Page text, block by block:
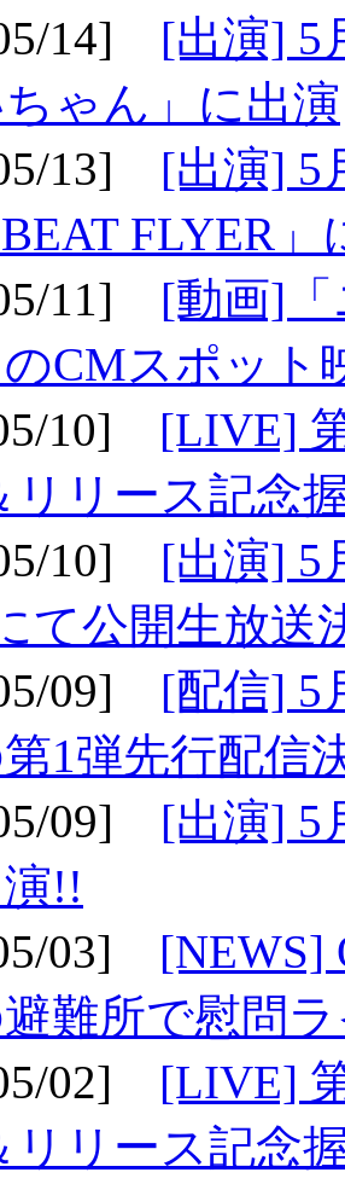
14] [出演] 5
ちゃん」に出演
13] [出演] 5
FLYER
11] [動画]
CMスポット
10] [LIVE]
リリース記念
10] [出演] 5
て公開生放送
09] [配信] 5
1弾先行配信
09] [出演] 5
!!
03] [NEWS]
難所で慰問
02] [LIVE]
リリース記念